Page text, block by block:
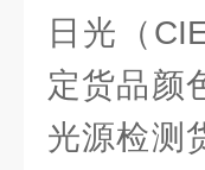
日光（
定货品颜
光源检测